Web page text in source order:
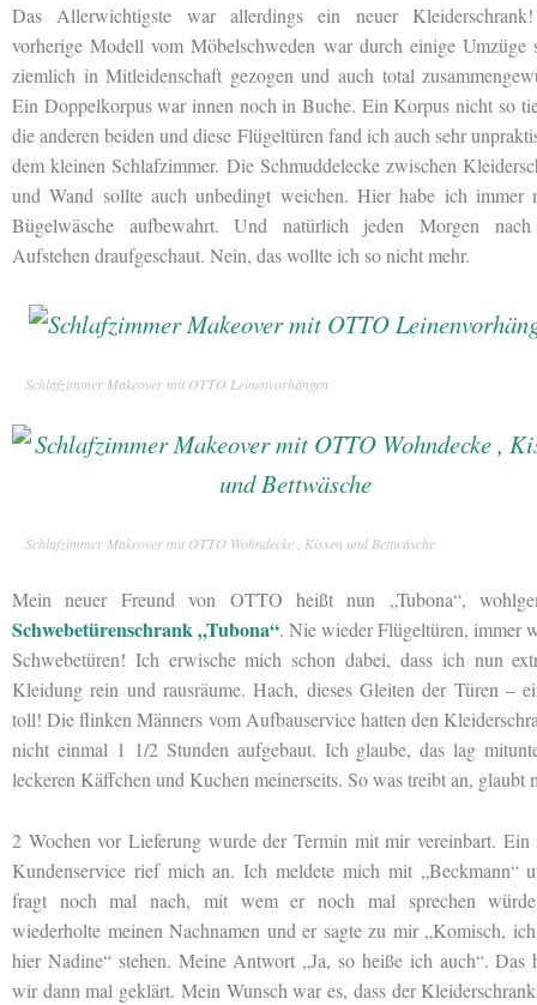
Das Allerwichtigste war allerdings ein neuer
vorherige Modell vom Möbelschweden war durch einige Umzüge
ziemlich in Mitleidenschaft gezogen und auch total
Ein Doppelkorpus war innen noch in Buche. Ein Korpus nicht so
die anderen beiden und diese Flügeltüren fand ich auch sehr
dem kleinen Schlafzimmer. Die Schmuddelecke zwischen
und Wand sollte auch unbedingt weichen. Hier habe ich immer
Bügelwäsche aufbewahrt. Und natürlich jeden Morgen
Aufstehen draufgeschaut. Nein, das wollte ich so nicht mehr.
Schlafzimmer Makeover mit OTTO Leinenvorhängen
Schlafzimmer Makeover mit OTTO Wohndecke , Kissen und Bettwäsche
Mein neuer Freund von OTTO heißt nun „Tubona“,
Schwebetürenschrank „Tubona“. Nie wieder Flügeltüren, immer
Schwebetüren! Ich erwische mich schon dabei, dass ich nun
Kleidung rein und rausräume. Hach, dieses Gleiten der Türen –
toll! Die flinken Männers vom Aufbauservice hatten den
nicht einmal 1 1/2 Stunden aufgebaut. Ich glaube, das lag
leckeren Käffchen und Kuchen meinerseits. So was treibt an, glaubt
2 Wochen vor Lieferung wurde der Termin mit mir vereinbart. Ein
Kundenservice rief mich an. Ich meldete mich mit „Beckmann“
fragt noch mal nach, mit wem er noch mal sprechen
wiederholte meinen Nachnamen und er sagte zu mir „Komisch,
hier Nadine“ stehen. Meine Antwort „Ja, so heiße ich auch“. Das
wir dann mal geklärt. Mein Wunsch war es, dass der